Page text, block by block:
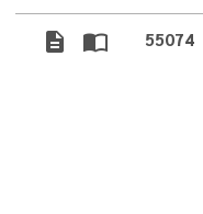
description import_contacts 55074